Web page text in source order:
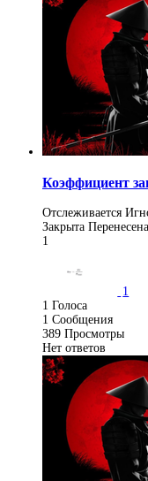
Коэффициент
Отслеживается
Закрыта Перенесена
1
1
1 Голоса
1 Сообщения
389 Просмотры
Нет ответов